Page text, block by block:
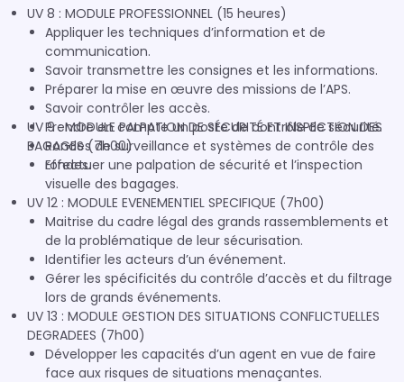
UV 8 : MODULE PROFESSIONNEL (15 heures)
Appliquer les techniques d’information et de
communication.
Savoir transmettre les consignes et les informations.
Préparer la mise en œuvre des missions de l’APS.
Savoir contrôler les accès.
Prendre en compte un poste de contrôle de sécurité.
Rondes de surveillance et systèmes de contrôle des
rondes.
UV 9 : MODULE PALPATION DE SÉCURITÉ ET INSPECTION DES
BAGAGES (7h00)
Effectuer une palpation de sécurité et l’inspection
visuelle des bagages.
UV 12 : MODULE EVENEMENTIEL SPECIFIQUE (7h00)
Maitrise du cadre légal des grands rassemblements et
de la problématique de leur sécurisation.
Identifier les acteurs d’un événement.
Gérer les spécificités du contrôle d’accès et du filtrage
lors de grands événements.
UV 13 : MODULE GESTION DES SITUATIONS CONFLICTUELLES
DEGRADEES (7h00)
Développer les capacités d’un agent en vue de faire
face aux risques de situations menaçantes.